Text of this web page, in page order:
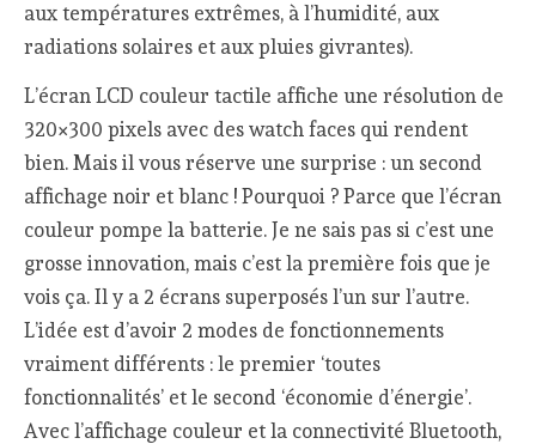
aux températures extrêmes, à l’humidité, aux
radiations solaires et aux pluies givrantes).
L’écran LCD couleur tactile affiche une résolution de
320×300 pixels avec des watch faces qui rendent
bien. Mais il vous réserve une surprise : un second
affichage noir et blanc ! Pourquoi ? Parce que l’écran
couleur pompe la batterie. Je ne sais pas si c’est une
grosse innovation, mais c’est la première fois que je
vois ça. Il y a 2 écrans superposés l’un sur l’autre.
L’idée est d’avoir 2 modes de fonctionnements
vraiment différents : le premier ‘toutes
fonctionnalités’ et le second ‘économie d’énergie’.
Avec l’affichage couleur et la connectivité Bluetooth,